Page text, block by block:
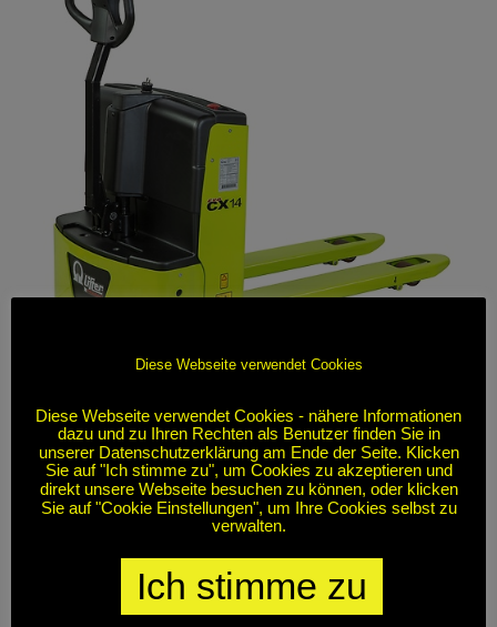
Diese Webseite verwendet Cookies
Diese Webseite verwendet Cookies - nähere Informationen
dazu und zu Ihren Rechten als Benutzer finden Sie in
unserer Datenschutzerklärung am Ende der Seite. Klicken
Sie auf "Ich stimme zu", um Cookies zu akzeptieren und
direkt unsere Webseite besuchen zu können, oder klicken
Sie auf "Cookie Einstellungen", um Ihre Cookies selbst zu
verwalten.
Ich stimme zu